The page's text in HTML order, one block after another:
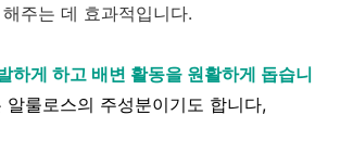
주는 데 효과적입니다.
하게 하고 배변 활동을 원활하게 돕습니
룰로스의 주성분이기도 합니다,